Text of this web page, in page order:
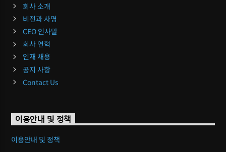
회사 소개
비전과 사명
CEO 인사말
회사 연혁
인재 채용
공지 사항
Contact Us
이용안내 및 정책
이용안내 및 정책